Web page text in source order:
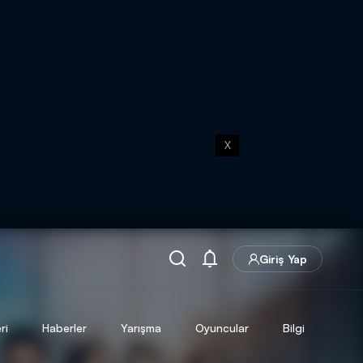
X
Giriş Yap
Haberler Yarışma Oyuncular Bilgi